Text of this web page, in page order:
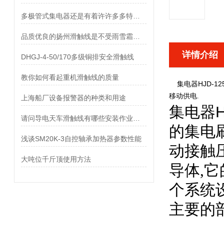
DHGJ-4-50/170多级铜排安全滑触线
教你如何看起重机滑触线的质量
上海船厂设备报警器的种类和用途
浅谈SM20K-3自控轴承加热器参数性能
大吨位千斤顶使用方法
详情介绍
集电器HJD-
移动供电.
集电器
的集电
动接触
导体,
个系统
主要的